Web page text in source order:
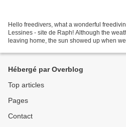
Hello freedivers, what a wonderful
Lessines - site de Raph! Although the
leaving home, the sun showed up when
Hébergé par Overblog
Top articles
Pages
Contact